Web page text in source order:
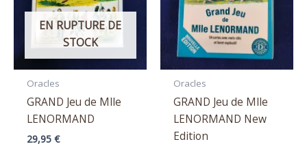
EN RUPTURE DE
STOCK
Oracles
GRAND Jeu de Mlle
LENORMAND
29,95 €
Oracles
GRAND Jeu de Mlle
LENORMAND New
Edition